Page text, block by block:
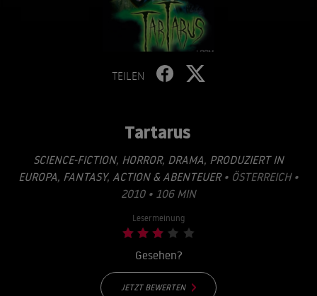
TEILEN
Tartarus
SCIENCE-FICTION, HORROR, DRAMA, PRODUZIERT IN
EUROPA, FANTASY, ACTION & ABENTEUER• ÖSTERREICH •
2010 • 106 MIN
Lesermeinung
Gesehen?
JETZT BEWERTEN